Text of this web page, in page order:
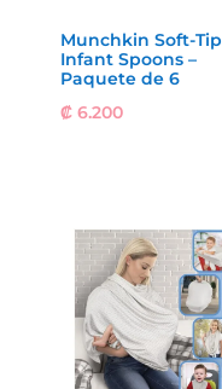
Munchkin Soft-Tip
Infant Spoons –
Paquete de 6
₡ 6.200